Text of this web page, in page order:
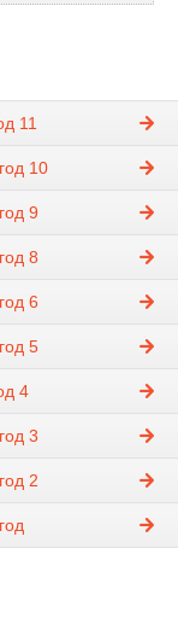
11
10
9
8
6
5
4
3
2